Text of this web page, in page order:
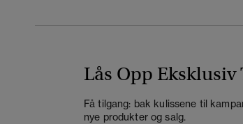
Lås Opp Eksklusiv
Få tilgang: bak kulissene til
nye produkter og salg.